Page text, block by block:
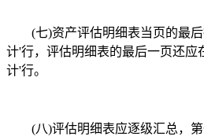
(七)资产评估明细表当页的最后
计'行，评估明细表的最后一页还应
计'行。
(八)评估明细表应逐级汇总，第